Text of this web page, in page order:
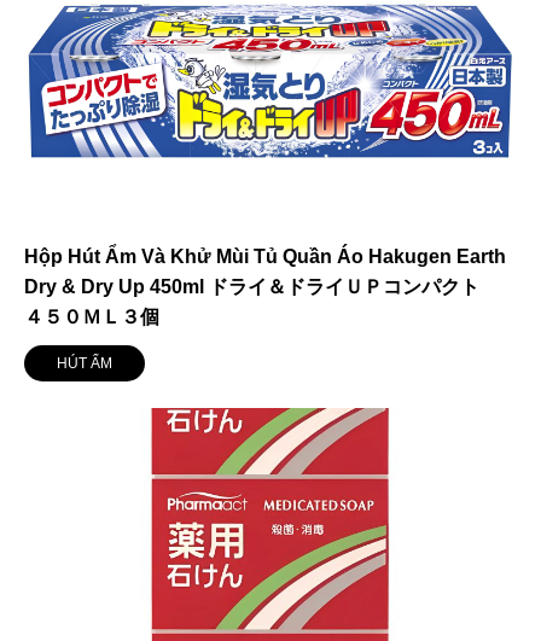
Hộp Hút Ẩm Và Khử Mùi Tủ Quần Áo Hakugen Earth
Dry & Dry Up 450ml ドライ＆ドライＵＰコンパクト
４５０ＭＬ３個
HÚT ẨM